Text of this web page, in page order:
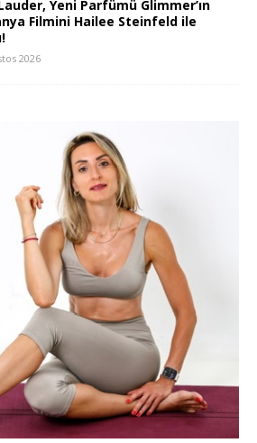
Yeni Parfümü Glimmer’ın
Filmini Hailee Steinfeld ile
2026